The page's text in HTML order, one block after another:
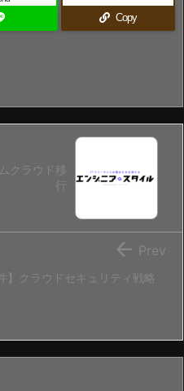
Copy
クラウド移
行
】クラウドセキュリティ戦略
 Prev